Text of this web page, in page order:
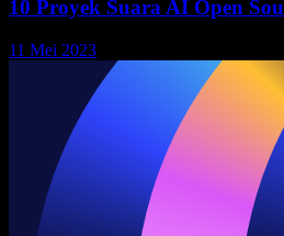
10 Proyek Suara AI Open
11 Mei 2023